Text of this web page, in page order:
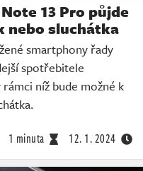
13 Pro půjde
nebo sluchátka
smartphony řady
spotřebitele
níž bude možné k
1 minuta 12. 1. 2024